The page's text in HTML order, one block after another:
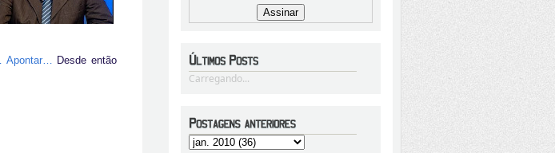
Carregando...
Apontar…
Desde então